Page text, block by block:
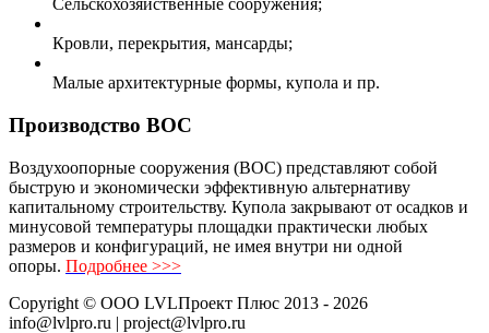
Сельскохозяйственные сооружения;
Кровли, перекрытия, мансарды;
Малые архитектурные формы, купола и пр.
Производство ВОС
Воздухоопорные сооружения (ВОС) представляют собой
быструю и экономически эффективную альтернативу
капитальному строительству. Купола закрывают от осадков и
минусовой температуры площадки практически любых
размеров и конфигураций, не имея внутри ни одной
опоры. Подробнее >>>
Copyright © ООО LVLПроект Плюс 2013 - 2026
info@lvlpro.ru | project@lvlpro.ru